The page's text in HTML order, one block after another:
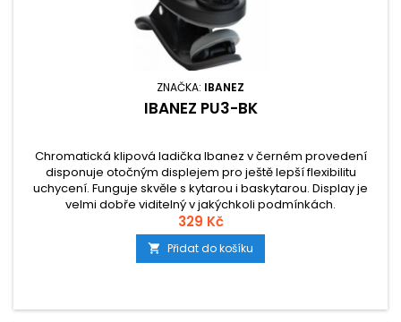
ZNAČKA: IBANEZ
IBANEZ PU3-BK
Chromatická klipová ladička Ibanez v černém provedení
disponuje otočným displejem pro ještě lepší flexibilitu
uchycení. Funguje skvěle s kytarou i baskytarou. Display je
velmi dobře viditelný v jakýchkoli podmínkách.
329 Kč
 Přidat do košíku